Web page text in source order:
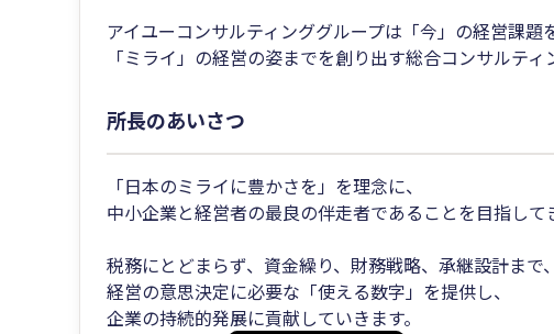
アイユーコンサルティンググループは「今」の経営課題
「ミライ」の経営の姿までを創り出す総合コンサルティ
所長のあいさつ
「日本のミライに豊かさを」を理念に、
中小企業と経営者の最良の伴走者であることを目指して
税務にとどまらず、資金繰り、財務戦略、承継設計まで、
経営の意思決定に必要な「使える数字」を提供し、
企業の持続的発展に貢献していきます。